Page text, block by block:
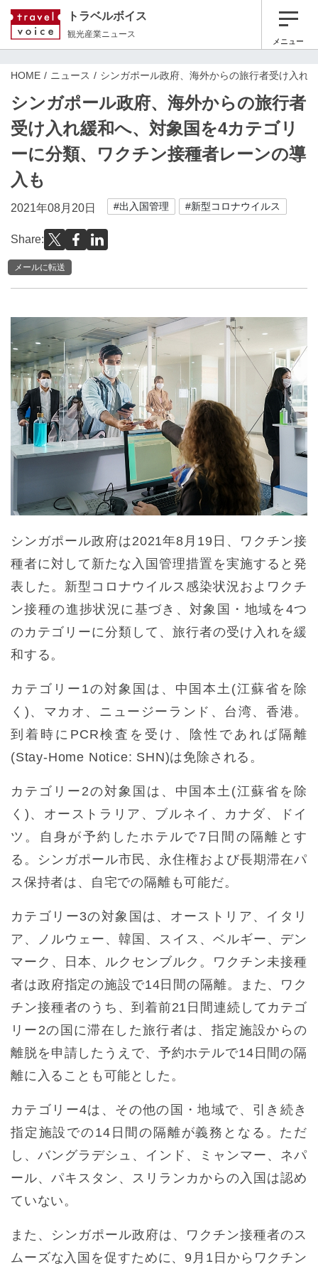
トラベルボイス
観光産業ニュース
メニュー
HOME ニュース シンガポール政府、海外からの旅行者受け入れ
シンガポール政府、海外からの旅行者
受け入れ緩和へ、対象国を4カテゴリ
ーに分類、ワクチン接種者レーンの導
入も
2021年08月20日 #出入国管理 #新型コロナウイルス
Share:
メールに転送
シンガポール政府は2021年8月19日、ワクチン接
種者に対して新たな入国管理措置を実施すると発
表した。新型コロナウイルス感染状況およワクチ
ン接種の進捗状況に基づき、対象国・地域を4つ
のカテゴリーに分類して、旅行者の受け入れを緩
和する。
カテゴリー1の対象国は、中国本土(江蘇省を除
く)、マカオ、ニュージーランド、台湾、香港。
到着時にPCR検査を受け、陰性であれば隔離
(Stay-Home Notice: SHN)は免除される。
カテゴリー2の対象国は、中国本土(江蘇省を除
く)、オーストラリア、ブルネイ、カナダ、ドイ
ツ。自身が予約したホテルで7日間の隔離とす
る。シンガポール市民、永住権および長期滞在パ
ス保持者は、自宅での隔離も可能だ。
カテゴリー3の対象国は、オーストリア、イタリ
ア、ノルウェー、韓国、スイス、ベルギー、デン
マーク、日本、ルクセンブルク。ワクチン未接種
者は政府指定の施設で14日間の隔離。また、ワク
チン接種者のうち、到着前21日間連続してカテゴ
リー2の国に滞在した旅行者は、指定施設からの
離脱を申請したうえで、予約ホテルで14日間の隔
離に入ることも可能とした。
カテゴリー4は、その他の国・地域で、引き続き
指定施設での14日間の隔離が義務となる。ただ
し、バングラデシュ、インド、ミャンマー、ネパ
ール、パキスタン、スリランカからの入国は認め
ていない。
また、シンガポール政府は、ワクチン接種者のス
ムーズな入国を促すために、9月1日からワクチン